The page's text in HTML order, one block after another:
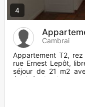
4
Cambrai
Appartement T2,
rue Ernest Lepôt,
séjour de 21 m2
équipée de pl